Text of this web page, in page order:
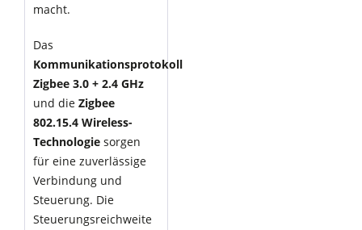
macht.
Das
Kommunikationsprotokoll
Zigbee 3.0 + 2.4 GHz
und die Zigbee
802.15.4 Wireless-
Technologie sorgen
für eine zuverlässige
Verbindung und
Steuerung. Die
Steuerungsreichweite